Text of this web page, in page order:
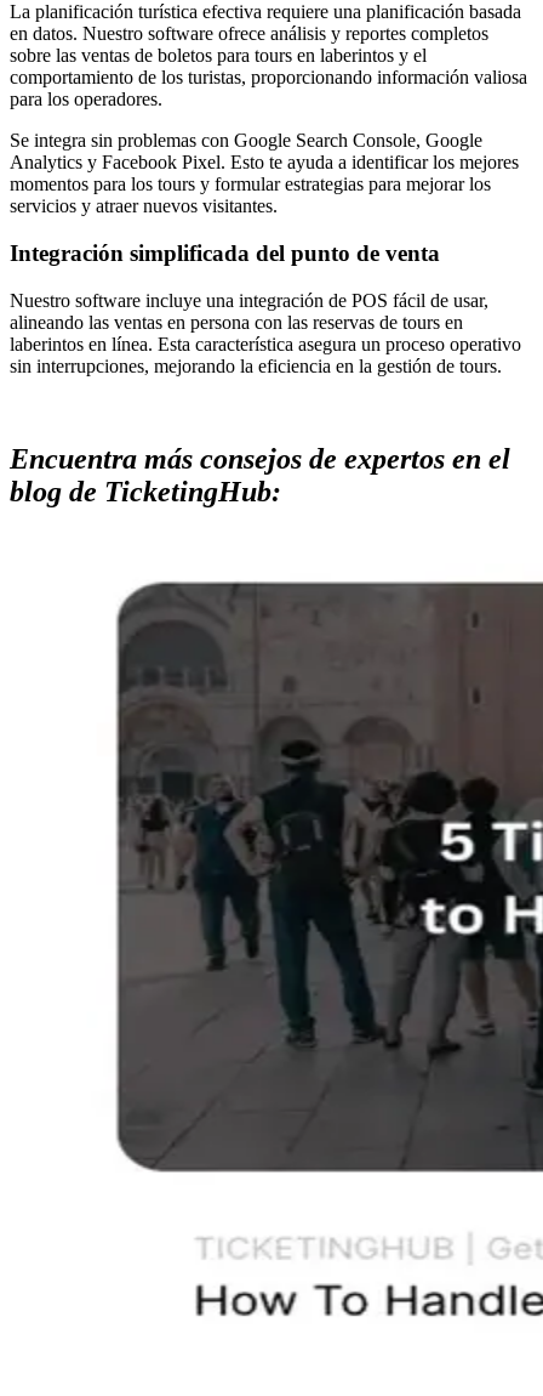
La planificación turística efectiva requiere una planificación basada
en datos. Nuestro software ofrece análisis y reportes completos
sobre las ventas de boletos para tours en laberintos y el
comportamiento de los turistas, proporcionando información valiosa
para los operadores.
Se integra sin problemas con Google Search Console, Google
Analytics y Facebook Pixel. Esto te ayuda a identificar los mejores
momentos para los tours y formular estrategias para mejorar los
servicios y atraer nuevos visitantes.
Integración simplificada del punto de venta
Nuestro software incluye una integración de POS fácil de usar,
alineando las ventas en persona con las reservas de tours en
laberintos en línea. Esta característica asegura un proceso operativo
sin interrupciones, mejorando la eficiencia en la gestión de tours.
Encuentra más consejos de expertos en el
blog de TicketingHub: